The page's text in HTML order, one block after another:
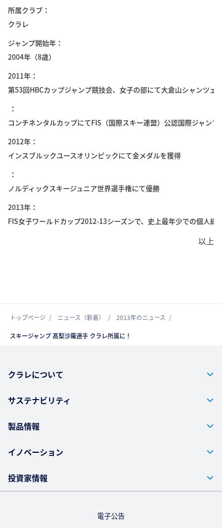
所属クラブ
クラレ
ジャンプ開始年
2004年（8歳）
2011年
第53回HBCカップジャンプ競技会、女子の部にて大倉山シャンツ
コンチネンタルカップにてFIS（国際スキー連盟）公認国際ジャン
2012年
インスブルックユースオリンピックにて金メダルを獲得
ノルディックスキージュニア世界選手権にて優勝
2013年
FIS女子ワールドカップ2012-13シーズンで、史上最年少での個人総
以上
トップページ ニュース（新着） 2013年のニュース
スキージャンプ 髙梨沙羅選手 クラレ所属に！
クラレについて
サステナビリティ
製品情報
イノベーション
投資家情報
電子公告